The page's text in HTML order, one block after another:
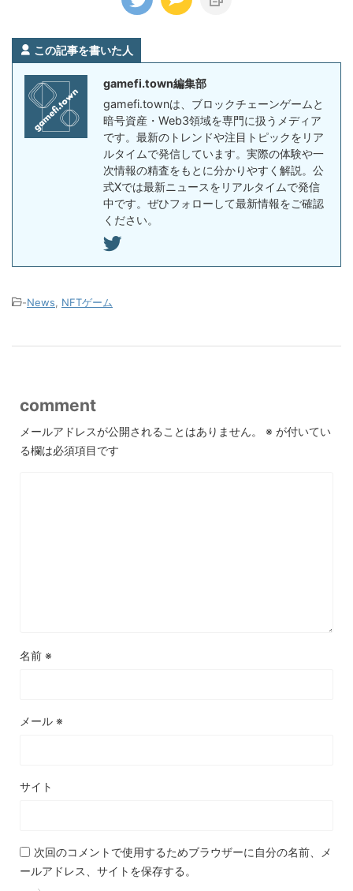
この記事を書いた人
gamefi.town編集部
gamefi.townは、ブロックチェーンゲームと
暗号資産・Web3領域を専門に扱うメディア
です。最新のトレンドや注目トピックをリア
ルタイムで発信しています。実際の体験や一
次情報の精査をもとに分かりやすく解説。公
式Xでは最新ニュースをリアルタイムで発信
中です。ぜひフォローして最新情報をご確認
ください。
-News NFTゲーム
comment
メールアドレスが公開されることはありません。 ※ が付いてい
る欄は必須項目です
名前 ※
メール ※
サイト
次回のコメントで使用するためブラウザーに自分の名前、メ
ールアドレス、サイトを保存する。